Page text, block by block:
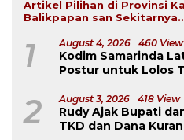
Artikel Pilihan di Provinsi
Balikpapan san
1 August 4, 2026 460 View
Kodim Samarinda
Postur untuk Lolos
2 August 3, 2026 418 View
Rudy Ajak Bupati
TKD dan Dana